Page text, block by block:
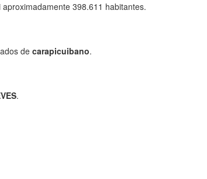
398.611 habitantes.
decarapicuibano.
.